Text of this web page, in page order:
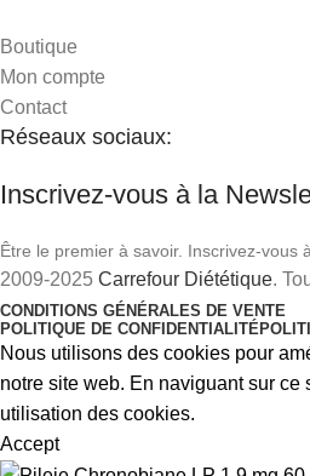
Boutique
Mon compte
Contact
Réseaux sociaux:
Inscrivez-vous à la
Être le premier à savoir. Inscrivez-vous
2009-2025 Carrefour Diététique.
CONDITIONS GÉNÉRALES DE VENTE
POLITIQUE DE CONFIDENTIALITÉ
Nous utilisons des cookies pour
notre site web. En naviguant sur ce
utilisation des cookies.
Accept